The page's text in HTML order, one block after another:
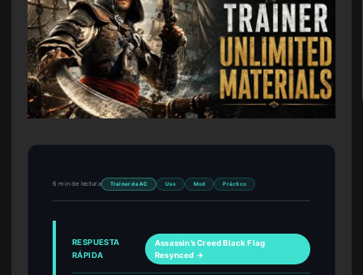
6 min de lectura Trainer de AC Uso Mod Práctico
RESPUESTA
RÁPIDA
Assassin’s Creed Black Flag
Resynced →